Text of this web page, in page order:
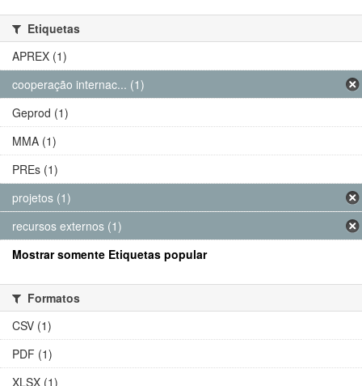
Etiquetas
APREX (1)
cooperação internac... (1)
Geprod (1)
MMA (1)
PREs (1)
projetos (1)
recursos externos (1)
Mostrar somente Etiquetas popular
Formatos
CSV (1)
PDF (1)
XLSX (1)